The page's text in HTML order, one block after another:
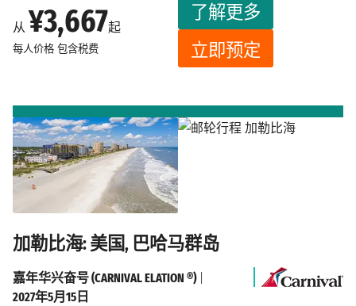
从 ¥3,667起
每人价格 包含税费
了解更多
立即预定
加勒比海: 美国, 巴哈马群岛
嘉年华兴奋号 (CARNIVAL ELATION ®)|
2027年5月15日